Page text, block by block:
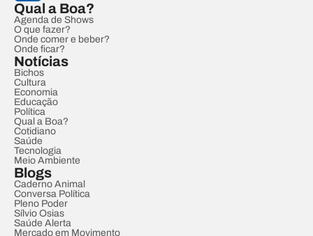
Qual a Boa?
Agenda de Shows
O que fazer?
Onde comer e beber?
Onde ficar?
Notícias
Bichos
Cultura
Economia
Educação
Política
Qual a Boa?
Cotidiano
Saúde
Tecnologia
Meio Ambiente
Blogs
Caderno Animal
Conversa Política
Pleno Poder
Sílvio Osias
Saúde Alerta
Mercado em Movimento